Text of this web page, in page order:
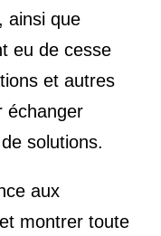
ainsi que
eu de cesse
et autres
échanger
solutions.
aux
montrer toute